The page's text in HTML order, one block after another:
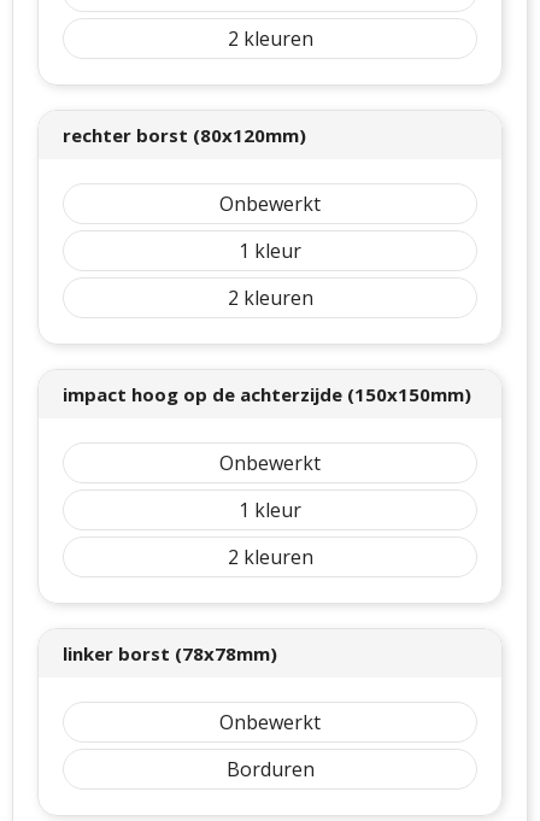
2
rechter borst (80x120mm)
Onbewerkt
1
2
impact hoog op de achterzijde (150x150mm)
Onbewerkt
1
2
linker borst (78x78mm)
Onbewerkt
Borduren